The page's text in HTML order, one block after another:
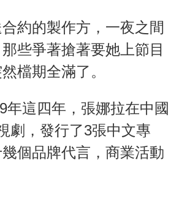
約的製作方，一夜之間
些爭著搶著要她上節目
檔期全滿了。
年這四年，張娜拉在中國
劇，發行了3張中文專
個品牌代言，商業活動